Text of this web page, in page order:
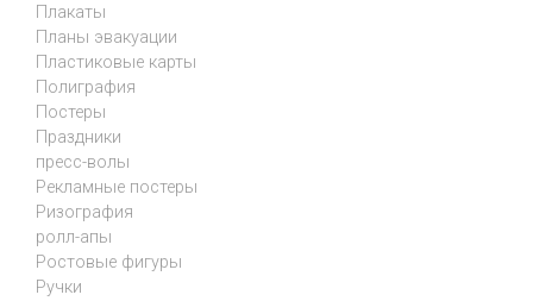
Плакаты
Планы эвакуации
Пластиковые карты
Полиграфия
Постеры
Праздники
пресс-волы
Рекламные постеры
Ризография
ролл-апы
Ростовые фигуры
Ручки